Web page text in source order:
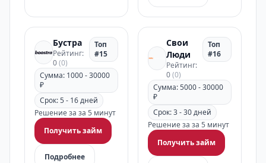
Бустра
Рейтинг:
0(0)
Топ
#15
Сумма: 1000 - 30000
₽
Срок: 5 - 16 дней
Решение за за 5 минут
Получить займ
Подробнее
Свои
Люди
Рейтинг:
0(0)
Топ
#16
Сумма: 5000 - 30000
₽
Срок: 3 - 30 дней
Решение за за 5 минут
Получить займ